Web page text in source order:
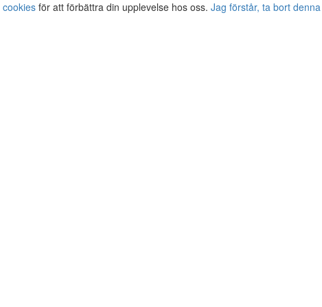
cookies för att förbättra din upplevelse hos oss. Jag förstår, ta bort